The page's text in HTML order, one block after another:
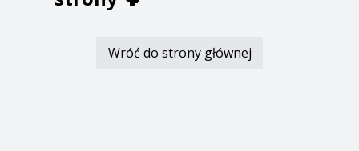
Wróć do strony głównej